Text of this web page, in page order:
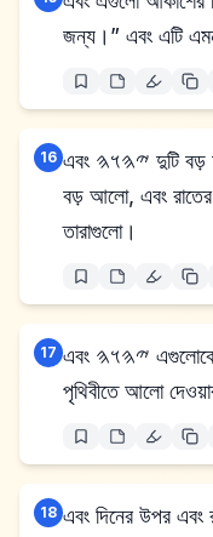
জন্য।” এবং এটি
16 এবং 𐤉𐤄𐤅𐤄 দুটি বড় আলো তৈরি করলেন: দিনের শাসন করার জন্য
বড় আলো, এবং
তারাগুলো।
17 এবং 𐤉𐤄𐤅𐤄 এগুলোকে আকাশের বিস্তারে স্থাপন করলেন
পৃথিবীতে আলো
18 এবং দিনের উপর